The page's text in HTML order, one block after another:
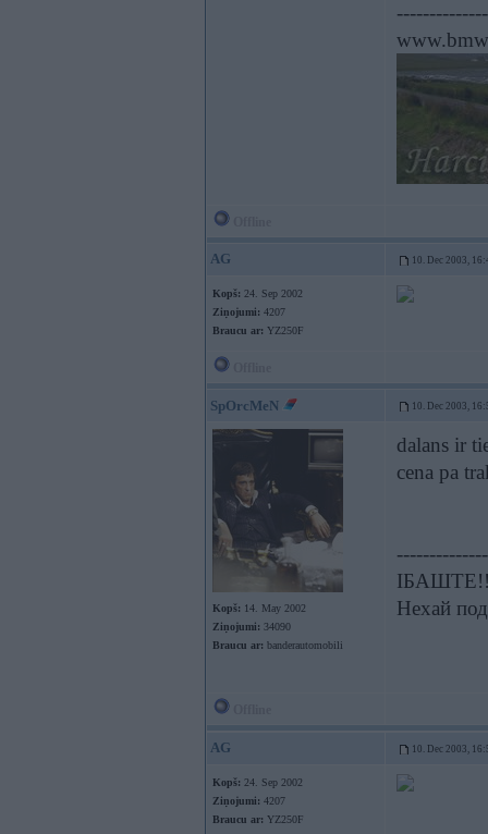
AG 10. Dec 2003,
Kopš: 24. Sep 2002
Ziņojumi: 4207
Braucu ar: YZ250F
SpOrcMeN 10. Dec 2003,
Kopš: 14. May 2002
Ziņojumi: 34090
Braucu ar: banderautomobili
dalans ir
cena pa
Нехай
AG 10. Dec 2003,
Kopš: 24. Sep 2002
Ziņojumi: 4207
Braucu ar: YZ250F